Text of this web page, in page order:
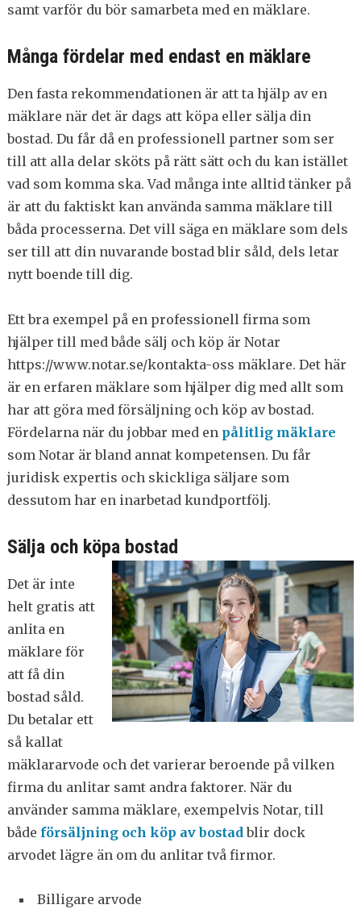
samt varför du bör samarbeta med en mäklare.
Många fördelar med endast en mäklare
Den fasta rekommendationen är att ta hjälp av en
mäklare när det är dags att köpa eller sälja din
bostad. Du får då en professionell partner som ser
till att alla delar sköts på rätt sätt och du kan istället
vad som komma ska. Vad många inte alltid tänker på
är att du faktiskt kan använda samma mäklare till
båda processerna. Det vill säga en mäklare som dels
ser till att din nuvarande bostad blir såld, dels letar
nytt boende till dig.
Ett bra exempel på en professionell firma som
hjälper till med både sälj och köp är Notar
https://www.notar.se/kontakta-oss mäklare. Det här
är en erfaren mäklare som hjälper dig med allt som
har att göra med försäljning och köp av bostad.
Fördelarna när du jobbar med en pålitlig mäklare
som Notar är bland annat kompetensen. Du får
juridisk expertis och skickliga säljare som
dessutom har en inarbetad kundportfölj.
Sälja och köpa bostad
Det är inte
helt gratis att
anlita en
mäklare för
att få din
bostad såld.
Du betalar ett
så kallat
mäklararvode och det varierar beroende på vilken
firma du anlitar samt andra faktorer. När du
använder samma mäklare, exempelvis Notar, till
både försäljning och köp av bostad blir dock
arvodet lägre än om du anlitar två firmor.
Billigare arvode